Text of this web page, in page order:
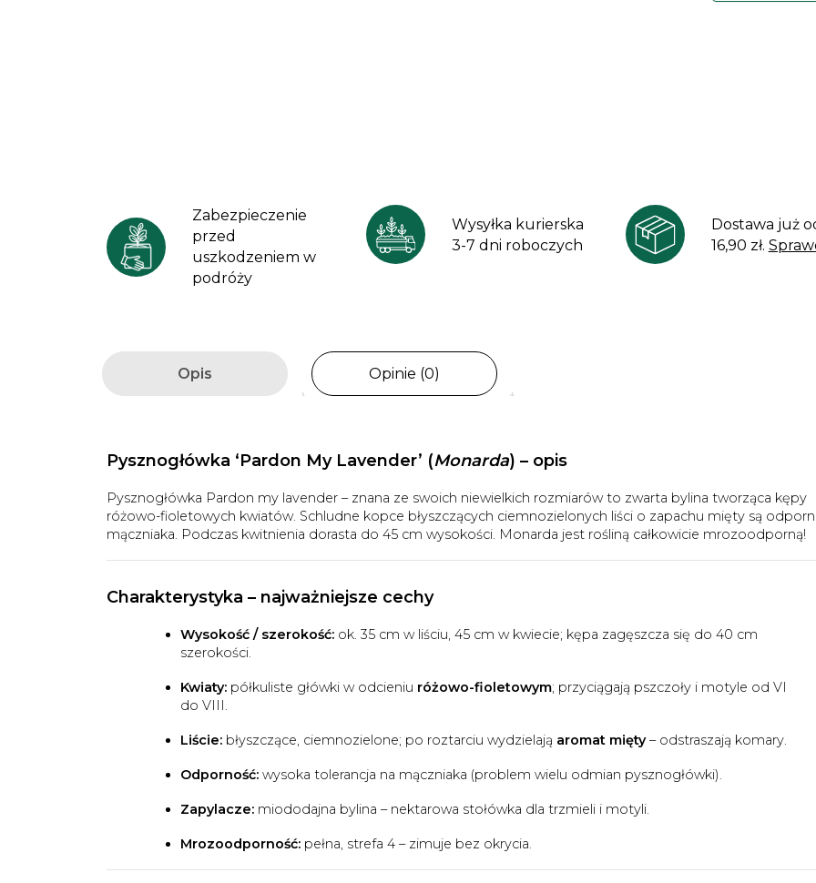
Zabezpieczenie
przed
uszkodzeniem w
podróży
Wysyłka kurierska
3-7 dni roboczych
Dostawa już
16,90 zł.
Opis Opinie (0)
Pysznogłówka ‘Pardon My Lavender’ (Monarda) – opis
Pysznogłówka Pardon my lavender – znana ze swoich niewielkich rozmiarów to zwarta bylina tworząca kępy
różowo-fioletowych kwiatów. Schludne kopce błyszczących ciemnozielonych liści o zapachu mięty są
mączniaka. Podczas kwitnienia dorasta do 45 cm wysokości. Monarda jest rośliną całkowicie mrozoodporną!
Charakterystyka – najważniejsze cechy
Wysokość / szerokość: ok. 35 cm w liściu, 45 cm w kwiecie; kępa zagęszcza się do 40 cm
szerokości.
Kwiaty: półkuliste główki w odcieniu różowo-fioletowym; przyciągają pszczoły i motyle od VI
do VIII.
Liście: błyszczące, ciemnozielone; po roztarciu wydzielają aromat mięty– odstraszają komary.
Odporność: wysoka tolerancja na mączniaka (problem wielu odmian pysznogłówki).
Zapylacze: miododajna bylina – nektarowa stołówka dla trzmieli i motyli.
Mrozoodporność: pełna, strefa 4 – zimuje bez okrycia.